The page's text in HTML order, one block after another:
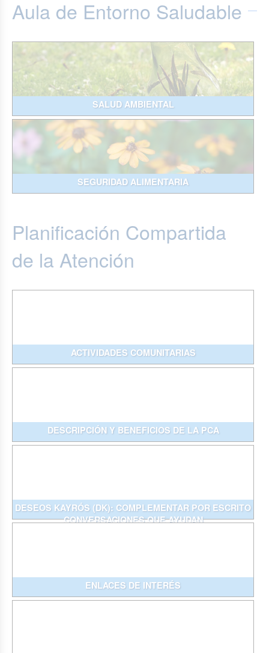
Aula de Entorno Saludable
SALUD AMBIENTAL
SEGURIDAD ALIMENTARIA
Planificación Compartida
de la Atención
ACTIVIDADES COMUNITARIAS
DESCRIPCIÓN Y BENEFICIOS DE LA PCA
DESEOS KAYRÓS (DK): COMPLEMENTAR POR ESCRITO
CONVERSACIONES QUE AYUDAN
ENLACES DE INTERÉS